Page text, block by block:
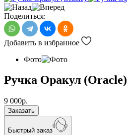
Поделиться:
Добавить в избранное
Фото
Ручка Оракул (Oracle)
9 000р.
Заказать
Быстрый заказ